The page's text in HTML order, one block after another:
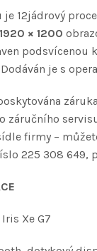
12jádrový
1920 × 1200
je s
záručního
firmy –
225 308 649,
Xe G7